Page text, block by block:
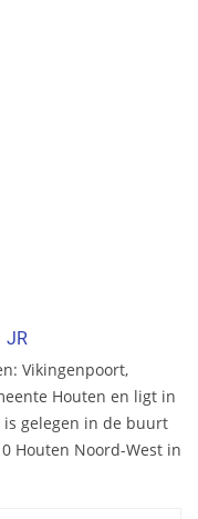
JR
Vikingenpoort,
Houten en ligt in
is gelegen in de buurt
Houten Noord-West in